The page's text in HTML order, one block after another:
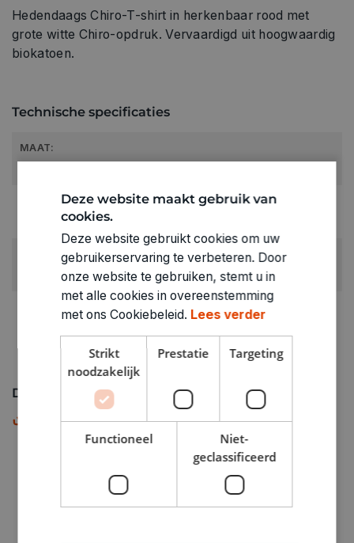
Hedendaags Chiro-T-shirt in herkenbaar rood met
grote witte Chiro-opdruk. Vervaardigd uit hoogwaardig
biokatoen.
Technische specificaties
MAAT:
RUBRIEK:
T-shirts & topjes
GEWICHT
ARTIKELNUMMER
Downloads
Maattabel
Deze website maakt gebruik van
cookies.
Deze website gebruikt cookies om uw
gebruikerservaring te verbeteren. Door
onze website te gebruiken, stemt u in
met alle cookies in overeenstemming
met ons Cookiebeleid. Lees verder
Strikt
noodzakelijk
Prestatie Targeting
Functioneel
Niet-
geclassificeerd